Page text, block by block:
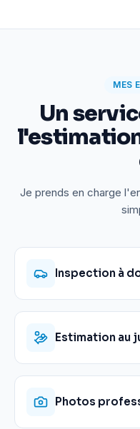
MES
Un
Je prends en charge
Inspection à
Estimation au
Photos